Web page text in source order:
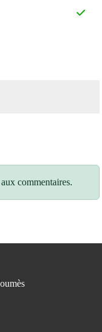
commentaires.